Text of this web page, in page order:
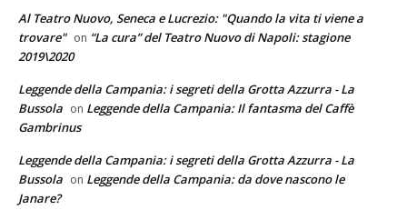
Al Teatro Nuovo, Seneca e Lucrezio: "Quando la vita ti viene a
trovare" on “La cura” del Teatro Nuovo di Napoli: stagione
2019\2020
Leggende della Campania: i segreti della Grotta Azzurra - La
Bussola on Leggende della Campania: Il fantasma del Caffè
Gambrinus
Leggende della Campania: i segreti della Grotta Azzurra - La
Bussola on Leggende della Campania: da dove nascono le
Janare?